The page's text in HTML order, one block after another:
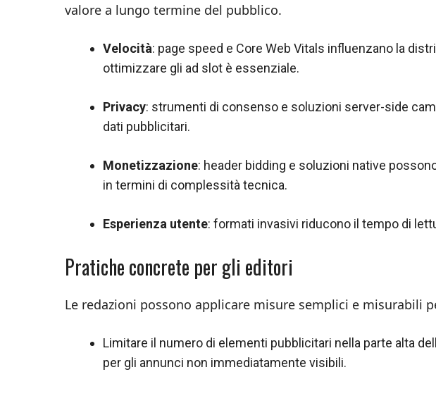
valore a lungo termine del pubblico.
Velocità: page speed e Core Web Vitals influenzano la
ottimizzare gli ad slot è essenziale.
Privacy: strumenti di consenso e soluzioni server-side
dati pubblicitari.
Monetizzazione: header bidding e soluzioni native
in termini di complessità tecnica.
Esperienza utente: formati invasivi riducono il tempo di
Pratiche concrete per gli editori
Le redazioni possono applicare misure semplici e misurabili
Limitare il numero di elementi pubblicitari nella parte alta
per gli annunci non immediatamente visibili.